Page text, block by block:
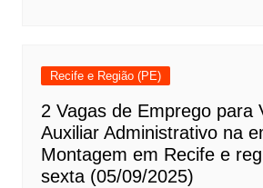
Recife e Região (PE)
2 Vagas de Emprego para
Auxiliar Administrativo na
Montagem em Recife e
sexta (05/09/2025)